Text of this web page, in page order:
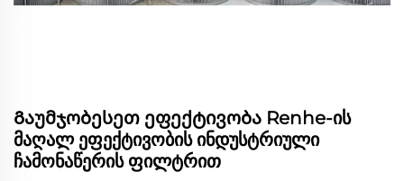
Გაუმჯობესეთ ეფექტივობა Renhe-ის
მაღალ ეფექტივობის ინდუსტრიული
ჩამონაწერის ფილტრით